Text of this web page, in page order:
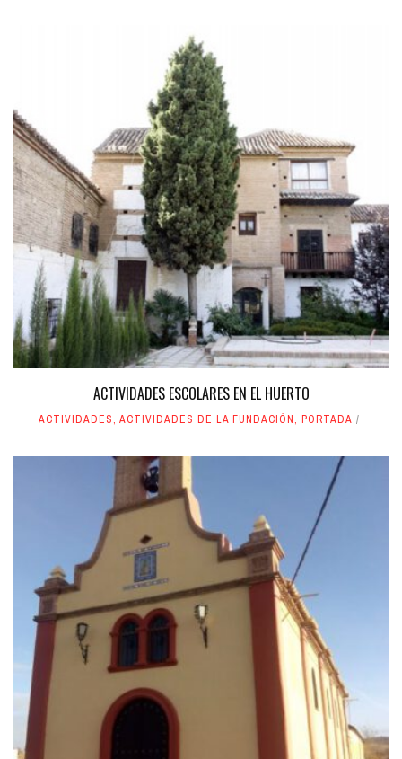
ACTIVIDADES ESCOLARES EN EL HUERTO
ACTIVIDADES, ACTIVIDADES DE LA FUNDACIÓN, PORTADA